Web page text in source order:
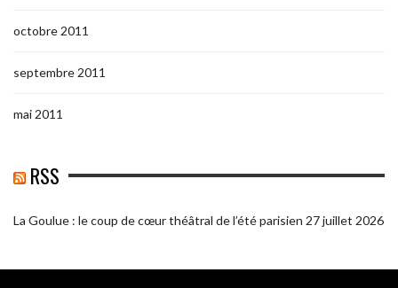
octobre 2011
septembre 2011
mai 2011
RSS
La Goulue : le coup de cœur théâtral de l’été parisien 27 juillet 2026